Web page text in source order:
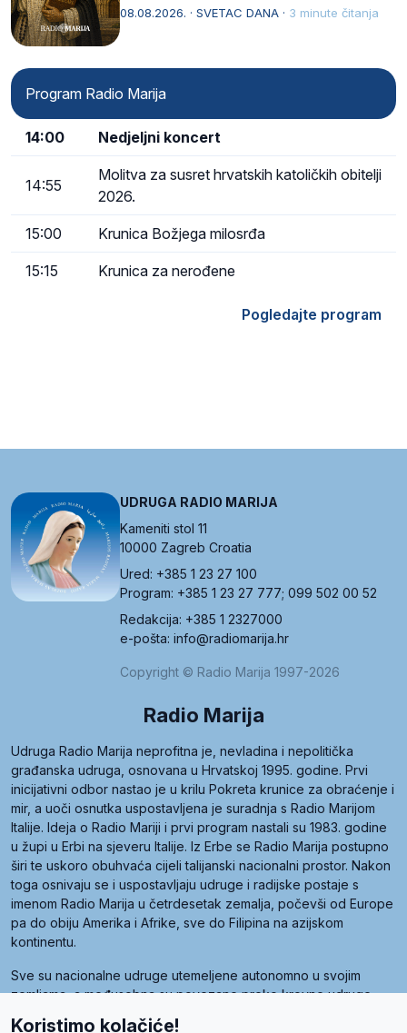
Svojim životom, dubokom ljubavlju prema
08.08.2026. · SVETAC DANA · 3 minute čitanja
Program Radio Marija
14:00 Nedjeljni koncert
14:55
Molitva za susret hrvatskih katoličkih obitelji
2026.
15:00 Krunica Božjega milosrđa
15:15 Krunica za nerođene
Pogledajte program
UDRUGA RADIO MARIJA
Kameniti stol 11
10000 Zagreb Croatia
Ured: +385 1 23 27 100
Program: +385 1 23 27 777; 099 502 00 52
Redakcija: +385 1 2327000
e-pošta: info@radiomarija.hr
Copyright © Radio Marija 1997-2026
Radio Marija
Udruga Radio Marija neprofitna je, nevladina i nepolitička
građanska udruga, osnovana u Hrvatskoj 1995. godine. Prvi
inicijativni odbor nastao je u krilu Pokreta krunice za obraćenje i
mir, a uoči osnutka uspostavljena je suradnja s Radio Marijom
Italije. Ideja o Radio Mariji i prvi program nastali su 1983. godine
u župi u Erbi na sjeveru Italije. Iz Erbe se Radio Marija postupno
širi te uskoro obuhvaća cijeli talijanski nacionalni prostor. Nakon
toga osnivaju se i uspostavljaju udruge i radijske postaje s
imenom Radio Marija u četrdesetak zemalja, počevši od Europe
pa do obiju Amerika i Afrike, sve do Filipina na azijskom
kontinentu.
Sve su nacionalne udruge utemeljene autonomno u svojim
zemljama, a međusobna su povezane preko krovne udruge
Koristimo kolačiće!